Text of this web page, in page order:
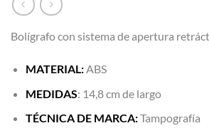
Bolígrafo con sistema de apertura
MATERIAL:ABS
MEDIDAS: 14,8 cm de largo
TÉCNICA DE MARCA:Tampografía